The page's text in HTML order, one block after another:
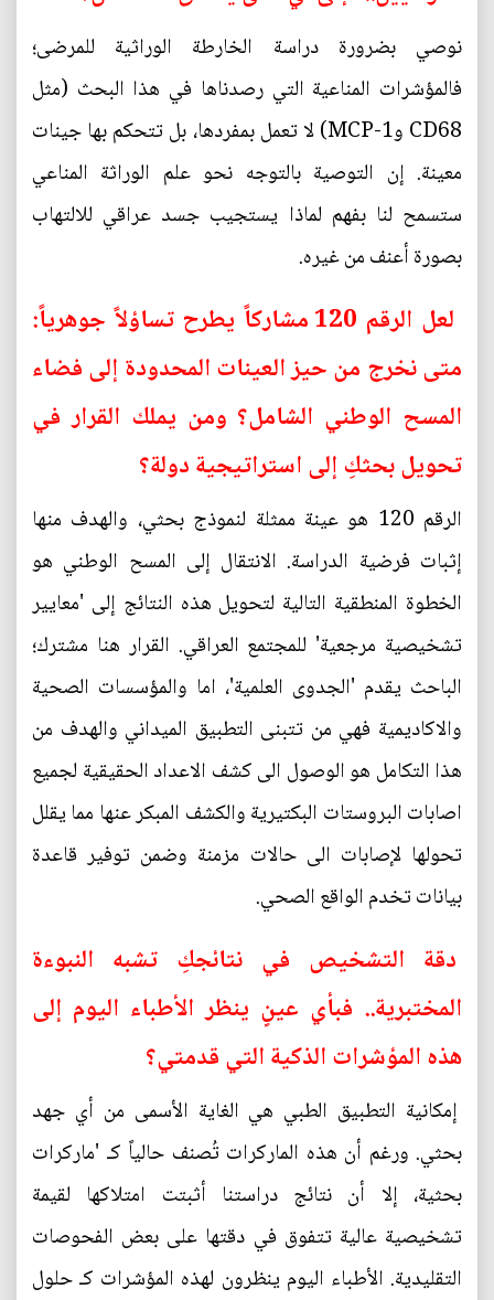
نوصي بضرورة دراسة الخارطة الوراثية للمرضى؛
فالمؤشرات المناعية التي رصدناها في هذا البحث (مثل
CD68 وMCP-1) لا تعمل بمفردها، بل تتحكم بها جينات
معينة. إن التوصية بالتوجه نحو علم الوراثة المناعي
ستسمح لنا بفهم لماذا يستجيب جسد عراقي للالتهاب
بصورة أعنف من غيره.
لعل الرقم 120 مشاركاً يطرح تساؤلاً جوهرياً:
متى نخرج من حيز العينات المحدودة إلى فضاء
المسح الوطني الشامل؟ ومن يملك القرار في
تحويل بحثكِ إلى استراتيجية دولة؟
الرقم 120 هو عينة ممثلة لنموذج بحثي، والهدف منها
إثبات فرضية الدراسة. الانتقال إلى المسح الوطني هو
الخطوة المنطقية التالية لتحويل هذه النتائج إلى 'معايير
تشخيصية مرجعية' للمجتمع العراقي. القرار هنا مشترك؛
الباحث يقدم 'الجدوى العلمية'، اما والمؤسسات الصحية
والاكاديمية فهي من تتبنى التطبيق الميداني والهدف من
هذا التكامل هو الوصول الى كشف الاعداد الحقيقية لجميع
اصابات البروستات البكتيرية والكشف المبكر عنها مما يقلل
تحولها لإصابات الى حالات مزمنة وضمن توفير قاعدة
بيانات تخدم الواقع الصحي.
دقة التشخيص في نتائجكِ تشبه النبوءة
المختبرية.. فبأي عينٍ ينظر الأطباء اليوم إلى
هذه المؤشرات الذكية التي قدمتي؟
إمكانية التطبيق الطبي هي الغاية الأسمى من أي جهد
بحثي. ورغم أن هذه الماركرات تُصنف حالياً كـ 'ماركرات
بحثية، إلا أن نتائج دراستنا أثبتت امتلاكها لقيمة
تشخيصية عالية تتفوق في دقتها على بعض الفحوصات
التقليدية. الأطباء اليوم ينظرون لهذه المؤشرات كـ حلول